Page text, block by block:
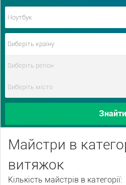
Знайти
Майстри в
витяжок
Кількість майстрів в категорії: